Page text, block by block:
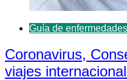
Guía de enfermedades
Coronavirus,
viajes